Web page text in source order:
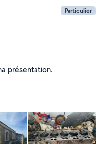
Particulier
Je n'ai pas encore renseigné ma présentation.